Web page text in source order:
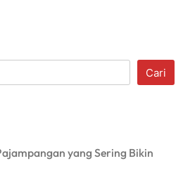
Cari
yang Sering Bikin